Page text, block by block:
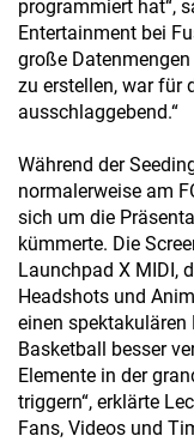
programmiert hat“,
Entertainment bei
große
zu erstellen, war für
ausschlaggebend.“
Während der
normalerweise am
sich um die
kümmerte. Die
Launchpad X MIDI,
Headshots und
einen spektakulären
Basketball besser
Elemente in der
triggern“, erklärte
Fans, Videos und